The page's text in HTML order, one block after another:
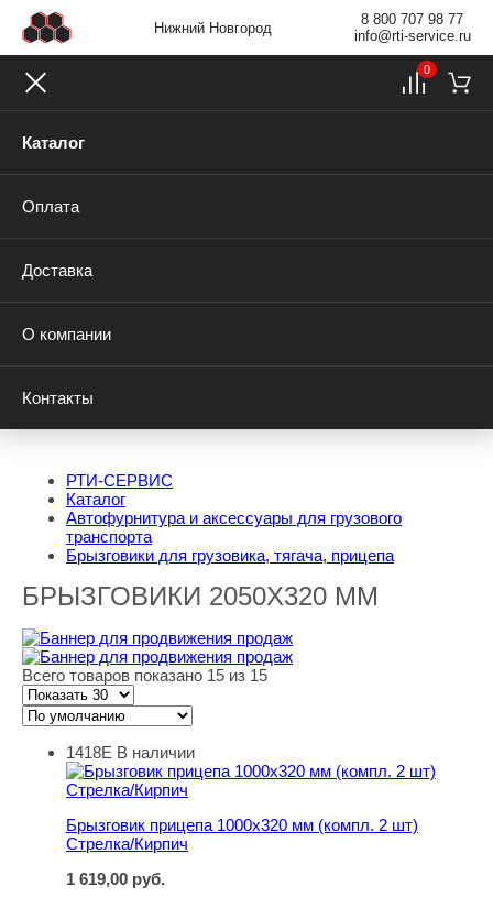
Нижний Новгород
8 800 707 98 77
info@rti-service.ru
Каталог
Оплата
Доставка
О компании
Контакты
0
РТИ-СЕРВИС
Каталог
Автофурнитура и аксессуары для грузового
транспорта
Брызговики для грузовика, тягача, прицепа
БРЫЗГОВИКИ 2050X320 ММ
Всего товаров показано 15 из 15
Брызговик прицепа 1000х320 мм (компл. 2 шт)
1418Е В наличии
Брызговик прицепа 1000х320 мм (компл. 2 шт)
Стрелка/Кирпич
1 619,00 руб.